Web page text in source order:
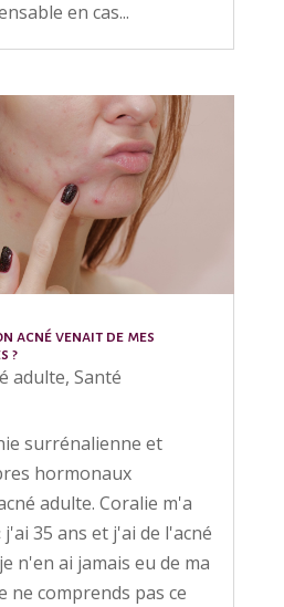
en cas...
acné venait de mes
?
adulte, Santé
surrénalienne et
hormonaux
adulte. Coralie m'a
35 ans et j'ai de l'acné
n'en ai jamais eu de ma
ne comprends pas ce